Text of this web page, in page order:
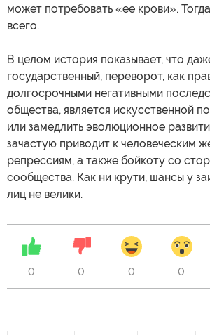
может потребовать «ее крови».
всего.
В целом история показывает, что
государственный, переворот, как
долгосрочными негативными
общества, является искусственной
или замедлить эволюционное
зачастую приводит к человеческим
репрессиям, а также бойкоту со
сообщества. Как ни крути, шансы у
лиц не велики.
0 0 0 0